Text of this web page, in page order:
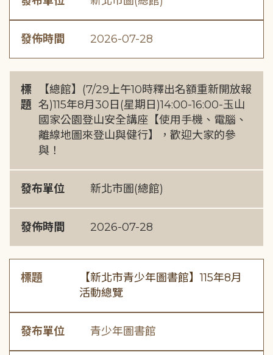
發佈時間 2026-07-28
標
題
【總館】(7/29上午10時釋出名額重新開放報
名)115年8月30日(星期日)14:00-16:00-玉山
國家公園登山安全講座【使用手機、電腦、
離線地圖來登山與健行】，歡迎大家的參
與！
發布單位 新北市圖(總館)
發佈時間 2026-07-28
標題
【新北市青少年圖書館】115年8月
活動總覽
發布單位 青少年圖書館